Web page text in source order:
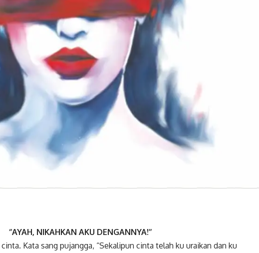
‘’AYAH, NIKAHKAN AKU DENGANNYA!’’
cinta. Kata sang pujangga, “Sekalipun cinta telah ku uraikan dan ku